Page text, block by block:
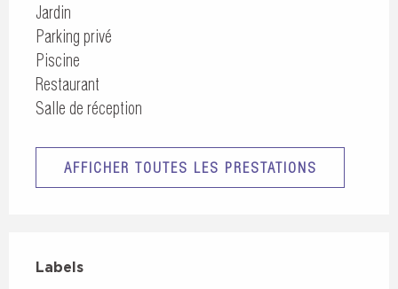
Jardin
Parking privé
Piscine
Restaurant
Salle de réception
AFFICHER TOUTES LES PRESTATIONS
Labels
Labels